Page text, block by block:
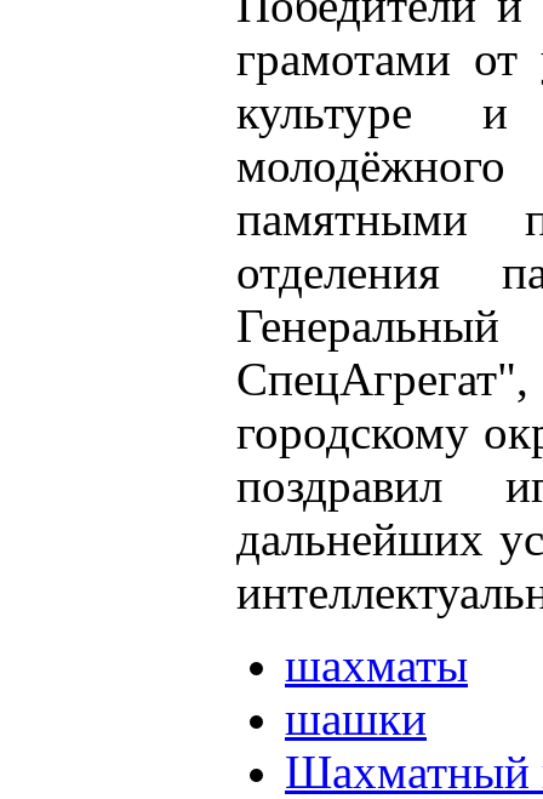
грамотами от
культуре
памятными
отделения
городскому
поздравил
дальнейших
шахматы
шашки
Шахматный